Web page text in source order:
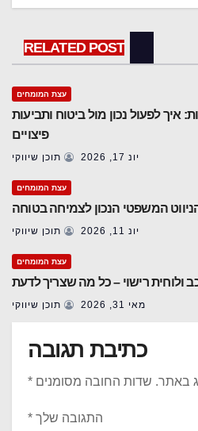
RELATED POST
עצת המומחים
איך לפעול נכון מול ביטוח ותביעות
פיצויים
יונ 17, 2026 תוכן שיווקי
עצת המומחים
המשפטי הנכון לצמיחה בטוחה
יונ 11, 2026 תוכן שיווקי
עצת המומחים
ולוחית רישוי – כל מה שצריך לדעת
מאי 31, 2026 תוכן שיווקי
כתיבת תגובה
באתר. שדות החובה מסומנים *
התגובה שלך *